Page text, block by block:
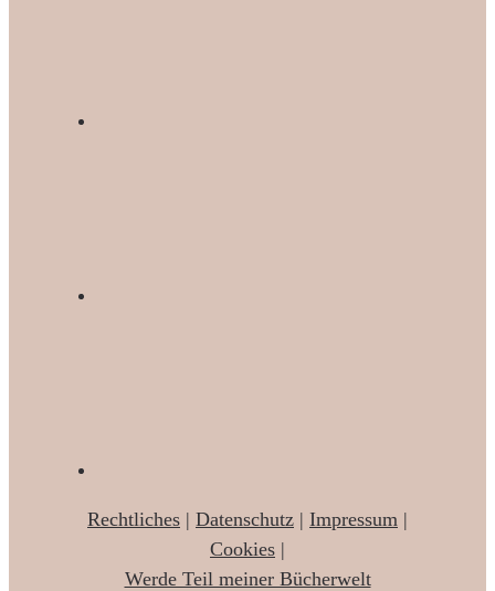
Rechtliches | Datenschutz | Impressum |
Cookies |
Werde Teil meiner Bücherwelt